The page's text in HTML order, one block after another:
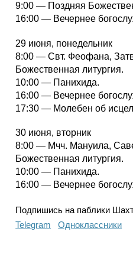
9:00 — Поздняя
16:00 — Вечернее
29 июня, понедельник
8:00 — Свт. Феофана,
Божественная литургия.
10:00 — Панихида.
16:00 — Вечернее
17:30 — Молебен об
30 июня, вторник
8:00 — Мчч. Мануила,
Божественная литургия.
10:00 — Панихида.
16:00 — Вечернее
Подпишись на паблики
Telegram
Одноклассники